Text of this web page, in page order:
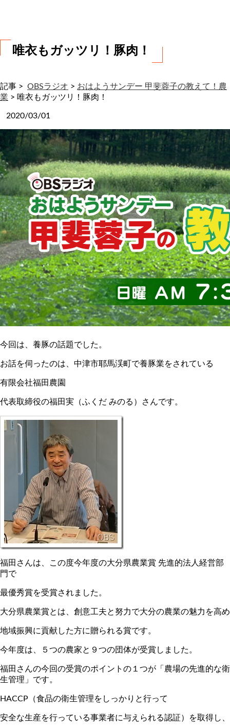
唯衣もガッツリ！豚肉！
記事 > OBSラジオ > おはようサンデー 甲斐蓉子の教えて！農
業 > 唯衣もガッツリ！豚肉！
2020/03/01
今回は、養豚の話題でした。
お話を伺ったのは、中津市耶馬渓町で養豚業をされている
有限会社福田農園
代表取締役の福田実（ふくだ みのる）さんです。
福田さんは、この度今年度の大分県農業賞 先進的法人経営部
門で
最優秀賞を受賞されました。
大分県農業賞とは、創意工夫と努力で大分の農業の魅力を高め
地域振興に貢献した方に贈られる賞です。
今年度は、５つの農家と９つの団体が受賞しました。
福田さんの今回の受賞のポイントの１つが「農場の先進的な衛
生管理」です。
HACCP（食品の衛生管理をしっかりと行って
安全な生産を行っている事業者に与えられる認証）を取得し、